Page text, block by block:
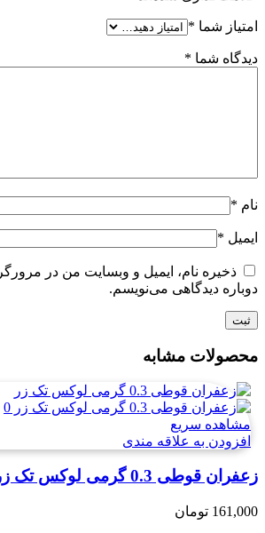
امتیاز شما *
دیدگاه شما *
نام *
ایمیل *
ذخیره نام، ایمیل و وبسایت من در
دوباره دیدگاهی می‌نویسم.
محصولات مشابه
مشاهده سریع
افزودن به علاقه مندی
زعفران قوطی 0.3 گرمی لوکس تک زر
161,000 تومان